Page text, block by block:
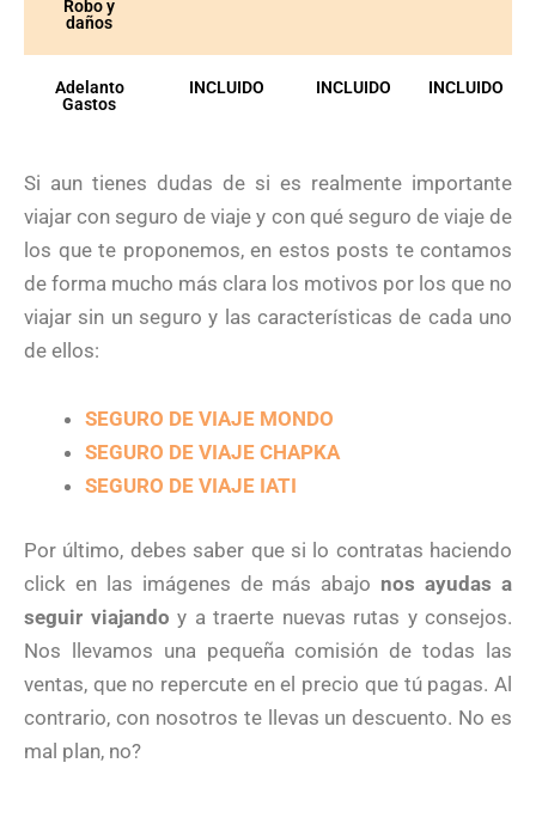
Robo y
daños
Adelanto
Gastos
INCLUIDO INCLUIDO INCLUIDO
Si aun tienes dudas de si es realmente importante
viajar con seguro de viaje y con qué seguro de viaje de
los que te proponemos, en estos posts te contamos
de forma mucho más clara los motivos por los que no
viajar sin un seguro y las características de cada uno
de ellos:
SEGURO DE VIAJE MONDO
SEGURO DE VIAJE CHAPKA
SEGURO DE VIAJE IATI
Por último, debes saber que si lo contratas haciendo
click en las imágenes de más abajo nos ayudas a
seguir viajando y a traerte nuevas rutas y consejos.
Nos llevamos una pequeña comisión de todas las
ventas, que no repercute en el precio que tú pagas. Al
contrario, con nosotros te llevas un descuento. No es
mal plan, no?